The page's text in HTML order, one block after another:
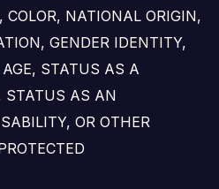
COLOR, NATIONAL ORIGIN,
GENDER IDENTITY,
STATUS AS A
STATUS AS AN
OR OTHER